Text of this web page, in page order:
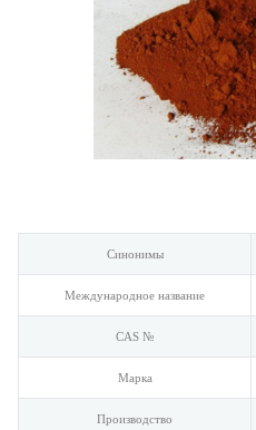
Синонимы
Международное название
CAS №
Марка
Производство